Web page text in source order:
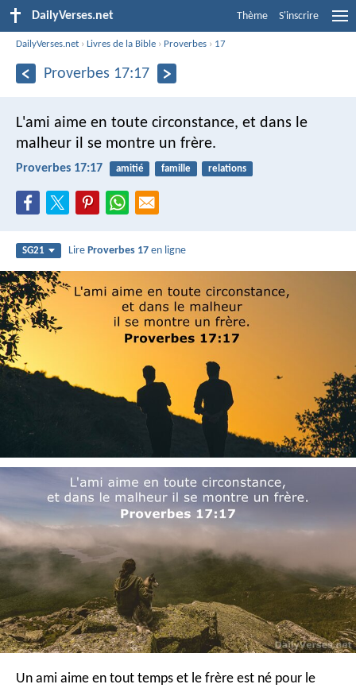
DailyVerses.net Thème S'inscrire
DailyVerses.net ›Livres de la Bible › Proverbes › 17
Proverbes 17:17
L'ami aime en toute circonstance, et dans le
malheur il se montre un frère.
Proverbes 17:17 amitié famille relations
SG21 LireProverbes 17 en ligne
Un ami aime en tout temps et le frère est né pour le